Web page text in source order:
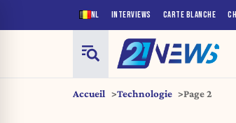
NL INTERVIEWS CARTE BLANCHE
Accueil Technologie Page 2